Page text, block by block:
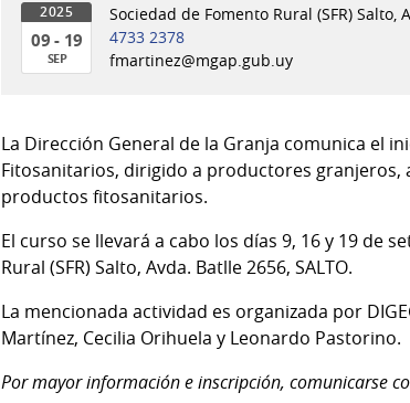
2025
09 - 19
SEP
19
de
Sep
2025
Sociedad de Fomento Rural (SFR) Salto,
4733 2378
fmartinez@mgap.gub.uy
La Dirección General de la Granja comunica el
Fitosanitarios, dirigido a productores granjeros,
productos fitosanitarios.
El curso se llevará a cabo los días 9, 16 y 19 de
Rural (SFR) Salto, Avda. Batlle 2656, SALTO.
La mencionada actividad es organizada por
Martínez, Cecilia Orihuela y Leonardo Pastorino.
Por mayor información e inscripción, comunicarse